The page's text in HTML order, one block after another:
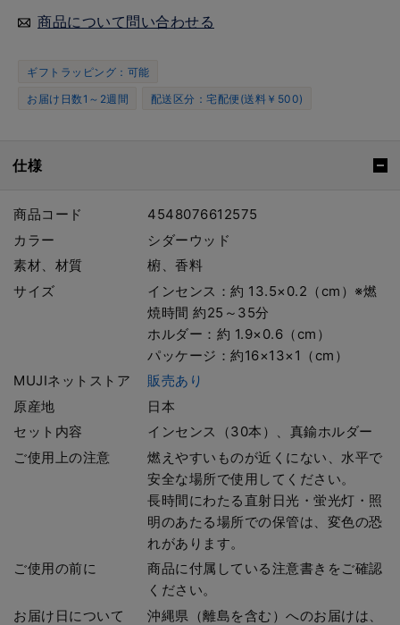
商品について問い合わせる
ギフトラッピング：可能
お届け日数1～2週間
配送区分：宅配便(送料￥500)
仕様
商品コード
4548076612575
カラー
シダーウッド
素材、材質
椨、香料
サイズ
インセンス：約 13.5×0.2（cm）※燃
焼時間 約25～35分
ホルダー：約 1.9×0.6（cm）
パッケージ：約16×13×1（cm）
MUJIネットストア
販売あり
原産地
日本
セット内容
インセンス（30本）、真鍮ホルダー
ご使用上の注意
燃えやすいものが近くにない、水平で
安全な場所で使用してください。
長時間にわたる直射日光・蛍光灯・照
明のあたる場所での保管は、変色の恐
れがあります。
ご使用の前に
商品に付属している注意書きをご確認
ください。
お届け日について
沖縄県（離島を含む）へのお届けは、